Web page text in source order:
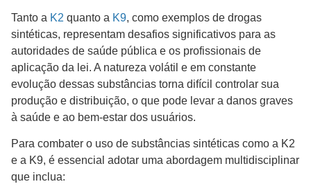
Tanto a K2 quanto a K9, como exemplos de drogas
sintéticas, representam desafios significativos para as
autoridades de saúde pública e os profissionais de
aplicação da lei. A natureza volátil e em constante
evolução dessas substâncias torna difícil controlar sua
produção e distribuição, o que pode levar a danos graves
à saúde e ao bem-estar dos usuários.
Para combater o uso de substâncias sintéticas como a K2
e a K9, é essencial adotar uma abordagem multidisciplinar
que inclua: